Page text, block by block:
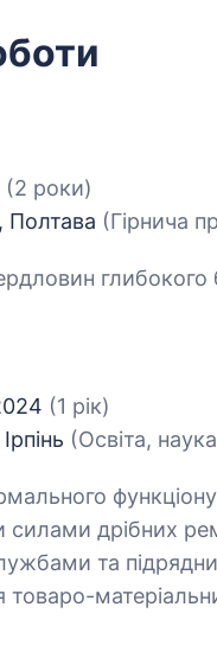
(2 роки)
Полтава (Гірнича
глибокого
(1 рік)
(Освіта,
силами дрібних
та
товаро-